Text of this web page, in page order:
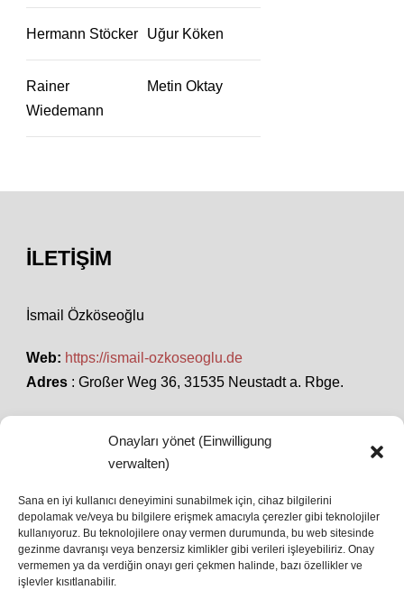
Onayları yönet (Einwilligung
verwalten)
Sana en iyi kullanıcı deneyimini sunabilmek için, cihaz bilgilerini
depolamak ve/veya bu bilgilere erişmek amacıyla çerezler gibi teknolojiler
kullanıyoruz. Bu teknolojilere onay vermen durumunda, bu web sitesinde
gezinme davranışı veya benzersiz kimlikler gibi verileri işleyebiliriz. Onay
vermemen ya da verdiğin onayı geri çekmen halinde, bazı özellikler ve
işlevler kısıtlanabilir.
Hermann Stöcker Uğur Köken
Rainer
Wiedemann
Metin Oktay
İLETIŞIM
İsmail Özköseoğlu
Web: https://ismail-ozkoseoglu.de
Adres : Großer Weg 36, 31535 Neustadt a. Rbge.
SON HABERLER
İstanbul’da Avrupa Ligi Finali: Freiburg ve Aston
Villa Boğaz’da Tarih Yazmaya Hazırlanıyor
08 May 2026